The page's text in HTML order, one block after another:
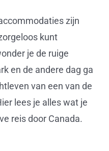
zijn
kunt
je de ruige
en de andere dag ga
van een van de
lees je alles wat je
reis door Canada.